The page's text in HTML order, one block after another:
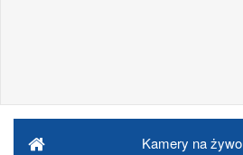
Kamery na żywo